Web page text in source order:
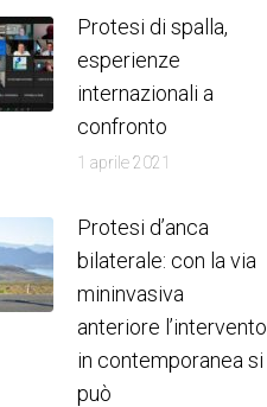
Protesi di spalla,
esperienze
internazionali a
confronto
1 aprile 2021
Protesi d’anca
bilaterale: con la via
mininvasiva
anteriore l’intervento
in contemporanea si
può